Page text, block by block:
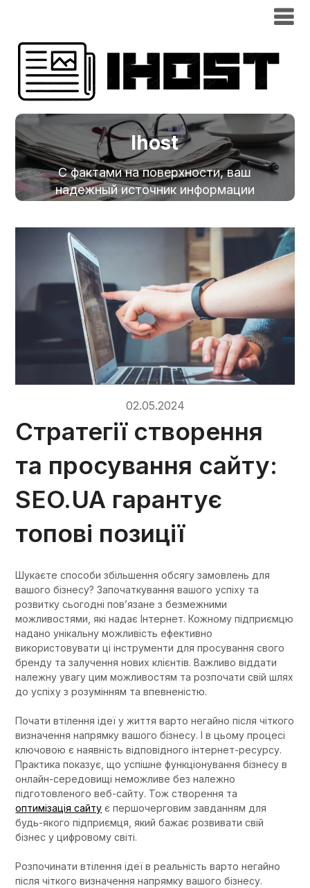
Ihost
С фактами на поверхности, ваш
надежный источник информации
02.05.2024
Стратегії створення
та просування сайту:
SEO.UA гарантує
топові позиції
Шукаєте способи збільшення обсягу замовлень для
вашого бізнесу? Започаткування вашого успіху та
розвитку сьогодні пов’язане з безмежними
можливостями, які надає Інтернет. Кожному підприємцю
надано унікальну можливість ефективно
використовувати ці інструменти для просування свого
бренду та залучення нових клієнтів. Важливо віддати
належну увагу цим можливостям та розпочати свій шлях
до успіху з розумінням та впевненістю.
Почати втілення ідеї у життя варто негайно після чіткого
визначення напрямку вашого бізнесу. І в цьому процесі
ключовою є наявність відповідного інтернет-ресурсу.
Практика показує, що успішне функціонування бізнесу в
онлайн-середовищі неможливе без належно
підготовленого веб-сайту. Тож створення та
оптимізація сайту є першочерговим завданням для
будь-якого підприємця, який бажає розвивати свій
бізнес у цифровому світі.
Розпочинати втілення ідеї в реальність варто негайно
після чіткого визначення напрямку вашого бізнесу.